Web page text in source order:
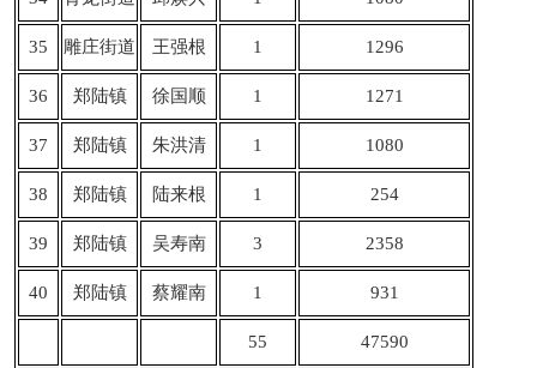
35 雕庄街道 王强根 1 1296
36 郑陆镇 徐国顺 1 1271
37 郑陆镇 朱洪清 1 1080
38 郑陆镇 陆来根 1 254
39 郑陆镇 吴寿南 3 2358
40 郑陆镇 蔡耀南 1 931
55 47590